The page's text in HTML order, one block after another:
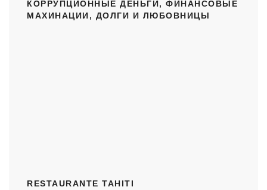
КОРРУПЦИОННЫЕ ДЕНЬГИ, ФИНАНСОВЫЕ
МАХИНАЦИИ, ДОЛГИ И ЛЮБОВНИЦЫ
RESTAURANTE TAHITI